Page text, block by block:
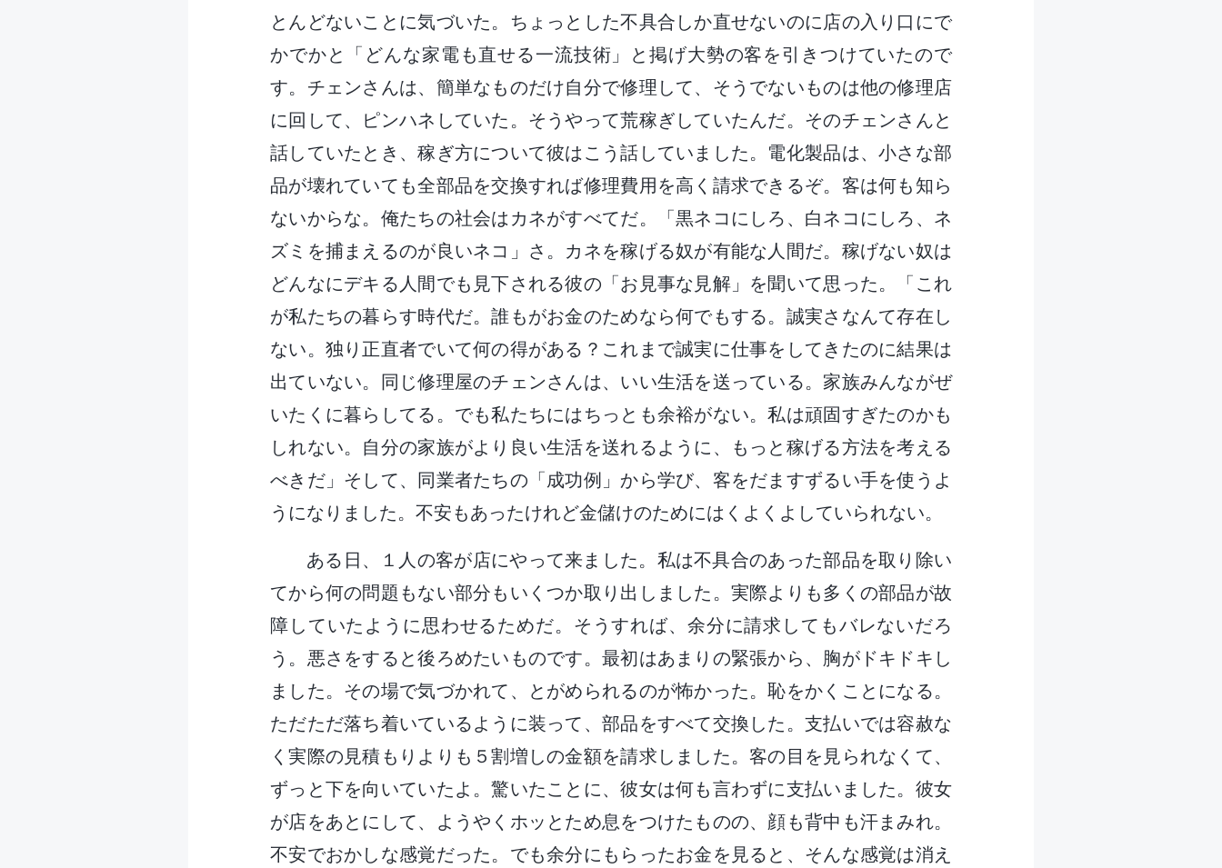
とんどないことに気づいた。ちょっとした不具合しか直せないのに店の入り口にで
かでかと「どんな家電も直せる一流技術」と掲げ大勢の客を引きつけていたので
す。チェンさんは、簡単なものだけ自分で修理して、そうでないものは他の修理店
に回して、ピンハネしていた。そうやって荒稼ぎしていたんだ。そのチェンさんと
話していたとき、稼ぎ方について彼はこう話していました。電化製品は、小さな部
品が壊れていても全部品を交換すれば修理費用を高く請求できるぞ。客は何も知ら
ないからな。俺たちの社会はカネがすべてだ。「黒ネコにしろ、白ネコにしろ、ネ
ズミを捕まえるのが良いネコ」さ。カネを稼げる奴が有能な人間だ。稼げない奴は
どんなにデキる人間でも見下される彼の「お見事な見解」を聞いて思った。「これ
が私たちの暮らす時代だ。誰もがお金のためなら何でもする。誠実さなんて存在し
ない。独り正直者でいて何の得がある？これまで誠実に仕事をしてきたのに結果は
出ていない。同じ修理屋のチェンさんは、いい生活を送っている。家族みんながぜ
いたくに暮らしてる。でも私たちにはちっとも余裕がない。私は頑固すぎたのかも
しれない。自分の家族がより良い生活を送れるように、もっと稼げる方法を考える
べきだ」そして、同業者たちの「成功例」から学び、客をだますずるい手を使うよ
うになりました。不安もあったけれど金儲けのためにはくよくよしていられない。
ある日、１人の客が店にやって来ました。私は不具合のあった部品を取り除い
てから何の問題もない部分もいくつか取り出しました。実際よりも多くの部品が故
障していたように思わせるためだ。そうすれば、余分に請求してもバレないだろ
う。悪さをすると後ろめたいものです。最初はあまりの緊張から、胸がドキドキし
ました。その場で気づかれて、とがめられるのが怖かった。恥をかくことになる。
ただただ落ち着いているように装って、部品をすべて交換した。支払いでは容赦な
く実際の見積もりよりも５割増しの金額を請求しました。客の目を見られなくて、
ずっと下を向いていたよ。驚いたことに、彼女は何も言わずに支払いました。彼女
が店をあとにして、ようやくホッとため息をつけたものの、顔も背中も汗まみれ。
不安でおかしな感覚だった。でも余分にもらったお金を見ると、そんな感覚は消え